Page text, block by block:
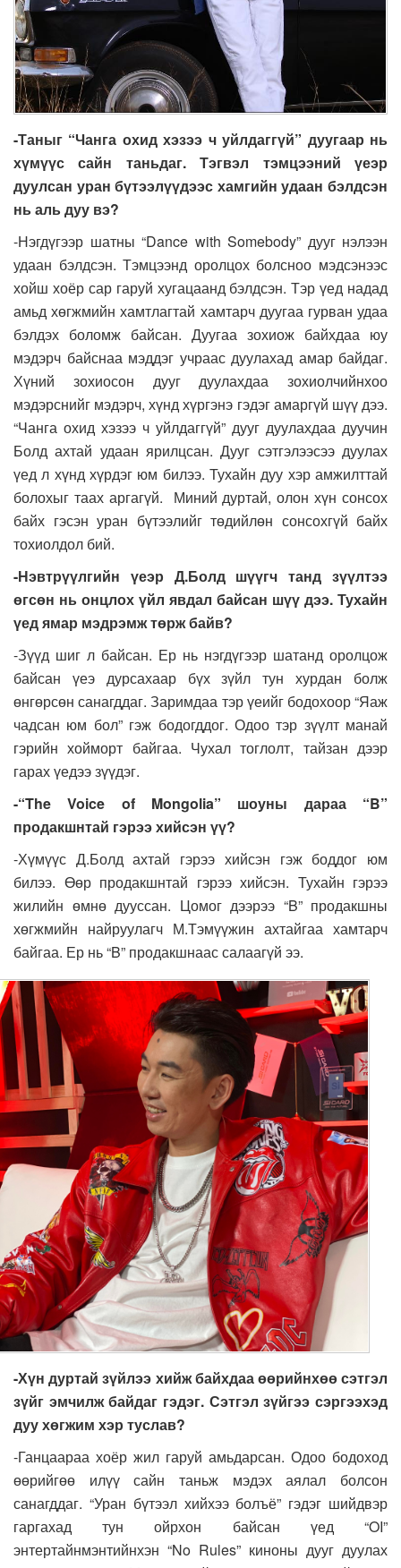
-Таныг “Чанга охид хэзээ ч уйлдаггүй” дуугаар нь
хүмүүс сайн таньдаг. Тэгвэл тэмцээний үеэр
дуулсан уран бүтээлүүдээс хамгийн удаан бэлдсэн
нь аль дуу вэ?
-Нэгдүгээр шатны “Dance with Somebody” дууг нэлээн
удаан бэлдсэн. Тэмцээнд оролцох болсноо мэдсэнээс
хойш хоёр сар гаруй хугацаанд бэлдсэн. Тэр үед надад
амьд хөгжмийн хамтлагтай хамтарч дуугаа гурван удаа
бэлдэх боломж байсан. Дуугаа зохиож байхдаа юу
мэдэрч байснаа мэддэг учраас дуулахад амар байдаг.
Хүний зохиосон дууг дуулахдаа зохиолчийнхоо
мэдэрснийг мэдэрч, хүнд хүргэнэ гэдэг амаргүй шүү дээ.
“Чанга охид хэзээ ч уйлдаггүй” дууг дуулахдаа дуучин
Болд ахтай удаан ярилцсан. Дууг сэтгэлээсээ дуулах
үед л хүнд хүрдэг юм билээ. Тухайн дуу хэр амжилттай
болохыг таах аргагүй. Миний дуртай, олон хүн сонсох
байх гэсэн уран бүтээлийг төдийлөн сонсохгүй байх
тохиолдол бий.
-Нэвтрүүлгийн үеэр Д.Болд шүүгч танд зүүлтээ
өгсөн нь онцлох үйл явдал байсан шүү дээ. Тухайн
үед ямар мэдрэмж төрж байв?
-Зүүд шиг л байсан. Ер нь нэгдүгээр шатанд оролцож
байсан үеэ дурсахаар бүх зүйл тун хурдан болж
өнгөрсөн санагддаг. Заримдаа тэр үеийг бодохоор “Яаж
чадсан юм бол” гэж бодогддог. Одоо тэр зүүлт манай
гэрийн хойморт байгаа. Чухал тоглолт, тайзан дээр
гарах үедээ зүүдэг.
-“The Voice of Mongolia” шоуны дараа “B”
продакшнтай гэрээ хийсэн үү?
-Хүмүүс Д.Болд ахтай гэрээ хийсэн гэж боддог юм
билээ. Өөр продакшнтай гэрээ хийсэн. Тухайн гэрээ
жилийн өмнө дууссан. Цомог дээрээ “B” продакшны
хөгжмийн найруулагч М.Тэмүүжин ахтайгаа хамтарч
байгаа. Ер нь “B” продакшнаас салаагүй ээ.
-Хүн дуртай зүйлээ хийж байхдаа өөрийнхөө сэтгэл
зүйг эмчилж байдаг гэдэг. Сэтгэл зүйгээ сэргээхэд
дуу хөгжим хэр туслав?
-Ганцаараа хоёр жил гаруй амьдарсан. Одоо бодоход
өөрийгөө илүү сайн таньж мэдэх аялал болсон
санагддаг. “Уран бүтээл хийхээ болъё” гэдэг шийдвэр
гаргахад тун ойрхон байсан үед “OI”
энтертайнмэнтийнхэн “No Rules” киноны дууг дуулах